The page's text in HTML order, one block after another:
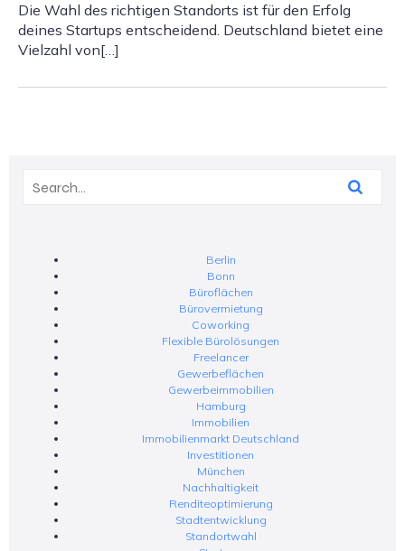
Die Wahl des richtigen Standorts ist für den Erfolg
deines Startups entscheidend. Deutschland bietet eine
Vielzahl von[…]
Berlin
Bonn
Büroflächen
Bürovermietung
Coworking
Flexible Bürolösungen
Freelancer
Gewerbeflächen
Gewerbeimmobilien
Hamburg
Immobilien
Immobilienmarkt Deutschland
Investitionen
München
Nachhaltigkeit
Renditeoptimierung
Stadtentwicklung
Standortwahl